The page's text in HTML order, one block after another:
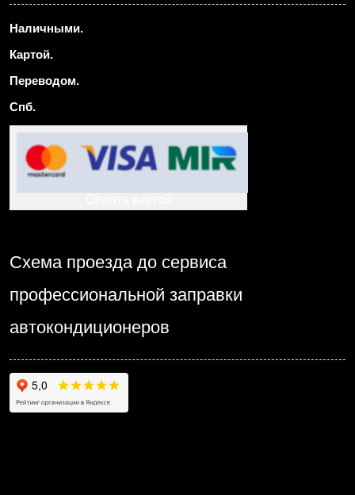
Наличными.
Картой.
Переводом.
Спб.
Схема проезда до сервиса
профессиональной заправки
автокондиционеров